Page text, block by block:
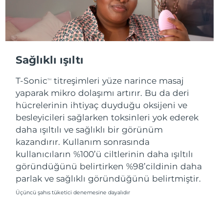
Sağlıklı ışıltı
T-SonicTM
titreşimleri yüze narince masaj
yaparak mikro dolaşımı artırır. Bu da deri
hücrelerinin ihtiyaç duyduğu oksijeni ve
besleyicileri sağlarken toksinleri yok ederek
daha ışıltılı ve sağlıklı bir görünüm
kazandırır. Kullanım sonrasında
kullanıcıların %100’ü ciltlerinin daha ışıltılı
göründüğünü belirtirken %98’cildinin daha
parlak ve sağlıklı göründüğünü belirtmiştir.
Üçüncü şahıs tüketici denemesine dayalıdır